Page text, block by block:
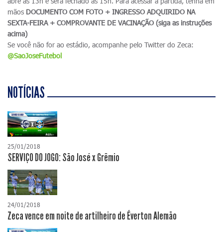
mãos DOCUMENTO COM FOTO + INGRESSO ADQUIRIDO NA
SEXTA-FEIRA + COMPROVANTE DE VACINAÇÃO (siga as instruções
acima)
Se você não for ao estádio, acompanhe pelo Twitter do Zeca:
@SaoJoseFutebol
NOTÍCIAS
25/01/2018
SERVIÇO DO JOGO: São José x Grêmio
24/01/2018
Zeca vence em noite de artilheiro de Éverton Alemão